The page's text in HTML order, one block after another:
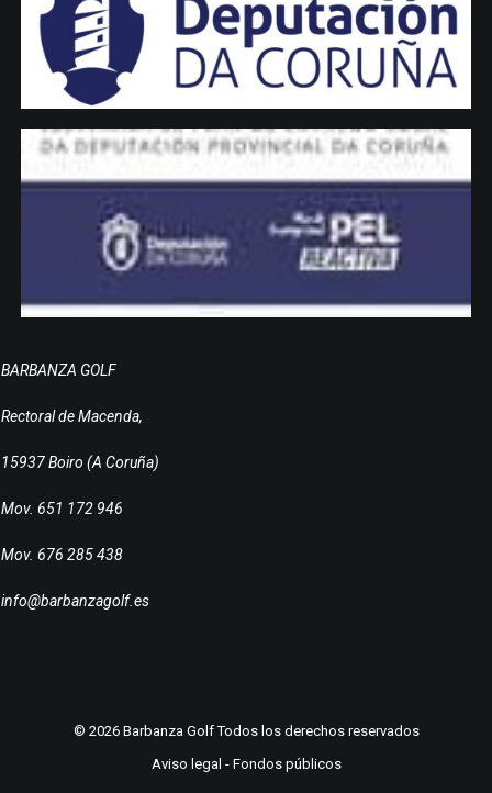
BARBANZA GOLF
Rectoral de Macenda,
15937 Boiro (A Coruña)
Mov. 651 172 946
Mov. 676 285 438
info@barbanzagolf.es
© 2026 Barbanza Golf Todos los derechos reservados
Aviso legal - Fondos públicos